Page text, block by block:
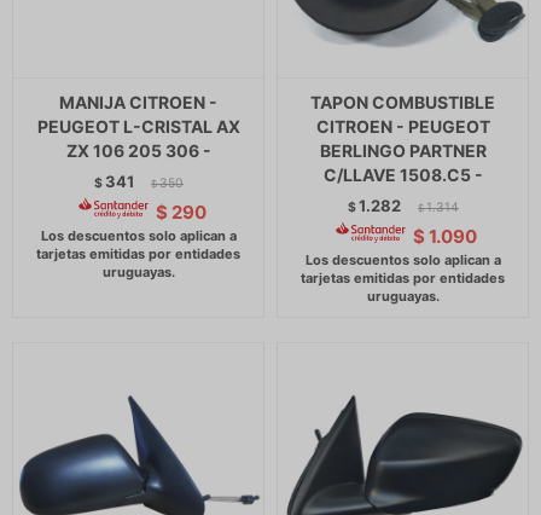
MANIJA CITROEN -
PEUGEOT L-CRISTAL AX
ZX 106 205 306 -
$ 341 $ 350
$ 290
TAPON COMBUSTIBLE
CITROEN - PEUGEOT
BERLINGO PARTNER
C/LLAVE 1508.C5 -
$1.282 $ 1.314
$ 1.090